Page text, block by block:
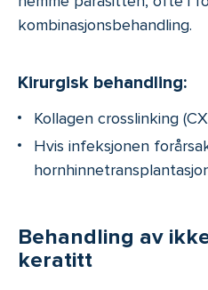
kombinasjonsbehandling.
Kirurgisk behandling:
Kollagen crosslinking
Hvis infeksjonen
Behandling av
keratitt